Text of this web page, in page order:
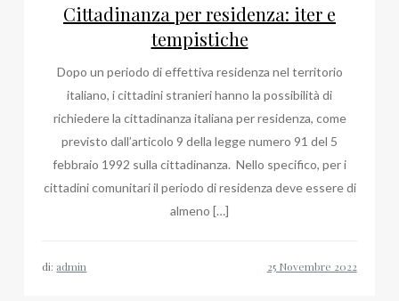
Cittadinanza per residenza: iter e
tempistiche
Dopo un periodo di effettiva residenza nel territorio
italiano, i cittadini stranieri hanno la possibilità di
richiedere la cittadinanza italiana per residenza, come
previsto dall’articolo 9 della legge numero 91 del 5
febbraio 1992 sulla cittadinanza. Nello specifico, per i
cittadini comunitari il periodo di residenza deve essere di
almeno […]
di: admin